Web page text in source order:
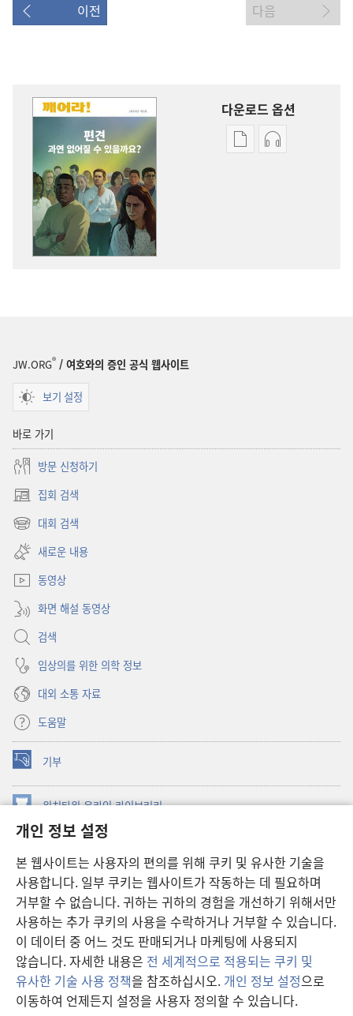
개인 정보 설정
본 웹사이트는 사용자의 편의를 위해 쿠키 및 유사한 기술을
사용합니다. 일부 쿠키는 웹사이트가 작동하는 데 필요하며
거부할 수 없습니다. 귀하는 귀하의 경험을 개선하기 위해서만
사용하는 추가 쿠키의 사용을 수락하거나 거부할 수 있습니다.
이 데이터 중 어느 것도 판매되거나 마케팅에 사용되지
않습니다. 자세한 내용은 전 세계적으로 적용되는 쿠키 및
유사한 기술 사용 정책을 참조하십시오. 개인 정보 설정으로
이동하여 언제든지 설정을 사용자 정의할 수 있습니다.
이전 다음
다운로드 옵션
출판물오디오
JW.ORG® / 여호와의 증인 공식 웹사이트
보기 설정
바로 가기
방문 신청하기
집회 검색
(새로운
창
대회 검색
(새로운
창
열기)
새로운 내용
동영상
화면 해설 동영상
검색
임상의를 위한 의학 정보
대외 소통 자료
도움말
기부
(새로운
창
열기) 워치타워 온라인 라이브러리
창
JW Hub ®
창
열기) JW 라이브러리
워치타워 라이브러리
Copyright© 2026 Watch Tower Bible and Tract Society of Pennsylvania.
이용 약관| 개인 정보 보호 정책| 개인 정보 보호 설정